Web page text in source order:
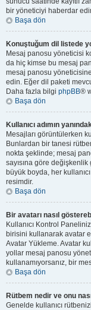
bir yöneticiyi haberdar
Başa dön
Konuştuğum dil listede
Mesaj panosu yöneticisi
da hiç kimse bu mesaj
mesaj panosu
edin. Eğer dil paketi
Daha fazla bilgi phpBB®
Başa dön
Kullanıcı adımın
Mesajları görüntülerken
Bunlardan bir tanesi
nokta şeklinde; mesaj
sayısına göre
büyük boyda, her
resimdir.
Başa dön
Bir avatarı nasıl
Kullanıcı Kontrol
birisini kullanarak avatar
Avatar Yükleme. Avatar
yollar mesaj panosu
kullanamıyorsanız, bir
Başa dön
Rütbem nedir ve onu
Genelde kullanıcı